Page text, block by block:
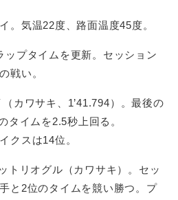
。気温22度、路面温度45度。
プタイムを更新。セッション
戦い。
カワサキ、1’41.794）。最後の
タイムを2.5秒上回る。
クスは14位。
トリオグル（カワサキ）。セッ
と2位のタイムを競い勝つ。プ